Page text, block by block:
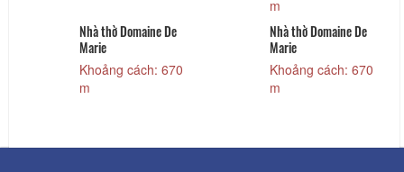
m
Nhà thờ Domaine De
Marie
Khoảng cách: 670
m
Nhà thờ Domaine De
Marie
Khoảng cách: 670
m